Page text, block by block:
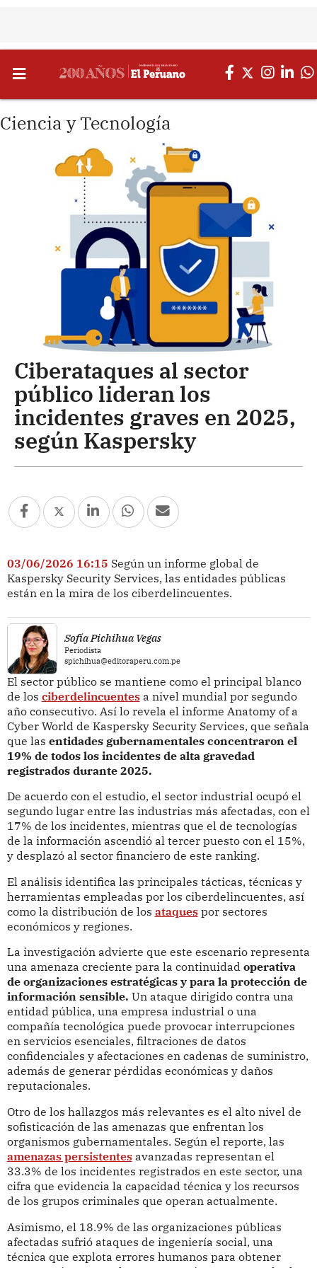
Ciencia y Tecnología
Ciberataques al sector
público lideran los
incidentes graves en 2025,
según Kaspersky
03/06/2026 16:15 Según un informe global de
Kaspersky Security Services, las entidades públicas
están en la mira de los ciberdelincuentes.
Sofía Pichihua Vegas
Periodista
spichihua@editoraperu.com.pe
El sector público se mantiene como el principal blanco
de los ciberdelincuentesa nivel mundial por segundo
año consecutivo. Así lo revela el informe Anatomy of a
Cyber World de Kaspersky Security Services, que señala
que las entidades gubernamentales concentraron el
19% de todos los incidentes de alta gravedad
registrados durante 2025.
De acuerdo con el estudio, el sector industrial ocupó el
segundo lugar entre las industrias más afectadas, con el
17% de los incidentes, mientras que el de tecnologías
de la información ascendió al tercer puesto con el 15%,
y desplazó al sector financiero de este ranking.
El análisis identifica las principales tácticas, técnicas y
herramientas empleadas por los ciberdelincuentes, así
como la distribución de los ataquespor sectores
económicos y regiones.
La investigación advierte que este escenario representa
una amenaza creciente para la continuidad operativa
de organizaciones estratégicas y para la protección de
información sensible. Un ataque dirigido contra una
entidad pública, una empresa industrial o una
compañía tecnológica puede provocar interrupciones
en servicios esenciales, filtraciones de datos
confidenciales y afectaciones en cadenas de suministro,
además de generar pérdidas económicas y daños
reputacionales.
Otro de los hallazgos más relevantes es el alto nivel de
sofisticación de las amenazas que enfrentan los
organismos gubernamentales. Según el reporte, las
amenazas persistentesavanzadas representan el
33.3% de los incidentes registrados en este sector, una
cifra que evidencia la capacidad técnica y los recursos
de los grupos criminales que operan actualmente.
Asimismo, el 18.9% de las organizaciones públicas
afectadas sufrió ataques de ingeniería social, una
técnica que explota errores humanos para obtener